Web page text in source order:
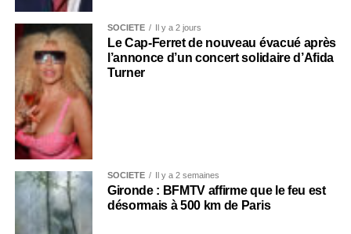
SOCIÉTÉ Il y a 2 jours
Le Cap-Ferret de nouveau évacué après
l’annonce d’un concert solidaire d’Afida
Turner
SOCIÉTÉ Il y a 2 semaines
Gironde : BFMTV affirme que le feu est
désormais à 500 km de Paris